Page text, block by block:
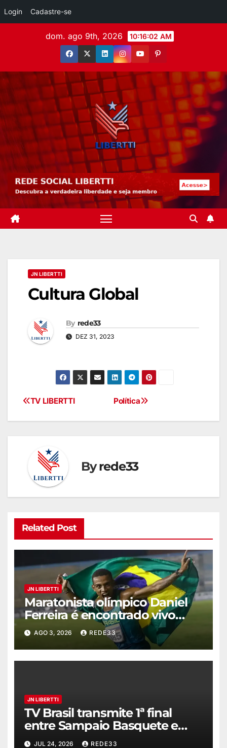
Login Cadastre-se
dom. ago 9th, 2026 10:16:03 AM
JN LIBERTTI
Cultura Global
By rede33
DEZ 31, 2023
Política
TV LIBERTTI
Byrede33
Related Post
JN LIBERTTI
Maratonista olímpico Daniel
Ferreira é encontrado vivo
após 44 dias
AGO 3, 2026 REDE33
JN LIBERTTI
TV Brasil transmite 1ª final
entre Sampaio Basquete e
Unimed Campinas
JUL 24, 2026 REDE33